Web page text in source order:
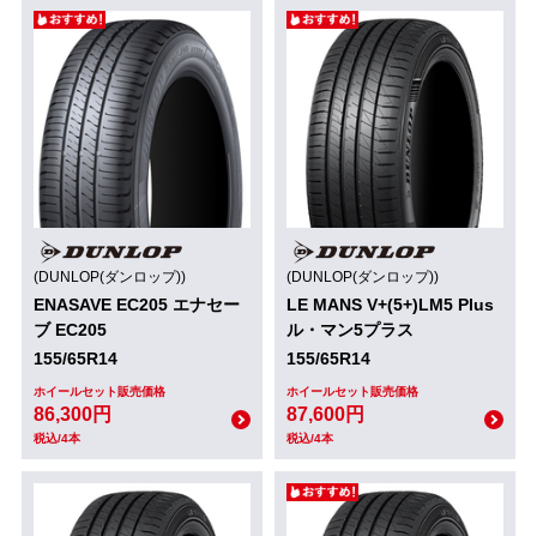
(DUNLOP(ダンロップ))
ENASAVE EC205 エナセー
ブ EC205
155/65R14
ホイールセット販売価格
86,300円
税込/4本
(DUNLOP(ダンロップ))
LE MANS V+(5+)LM5 Plus
ル・マン5プラス
155/65R14
ホイールセット販売価格
87,600円
税込/4本